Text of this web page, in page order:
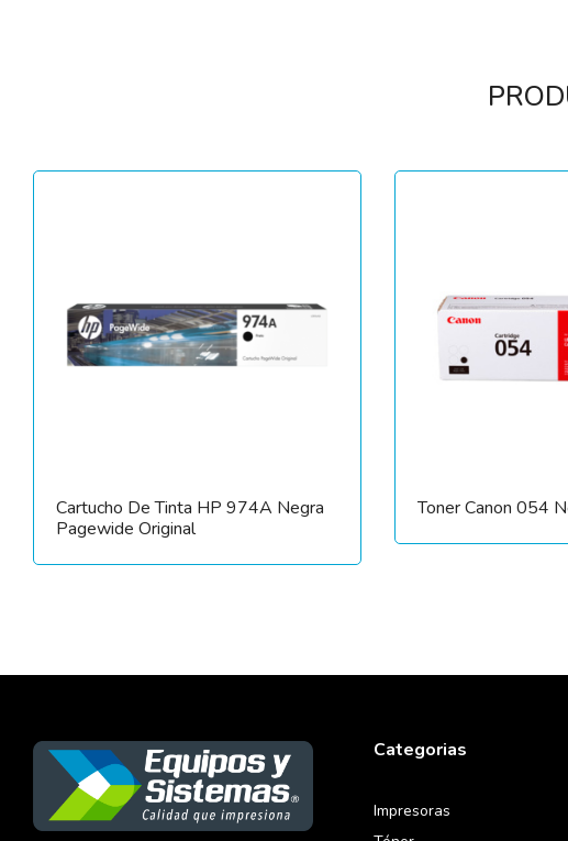
Cartucho De Tinta HP 974A Negra
Pagewide Original
Toner Canon 054
Categorias
Impresoras